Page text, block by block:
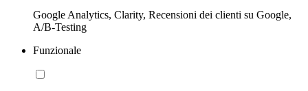
Google Analytics, Clarity, Recensioni dei clienti su Google,
A/B-Testing
Funzionale